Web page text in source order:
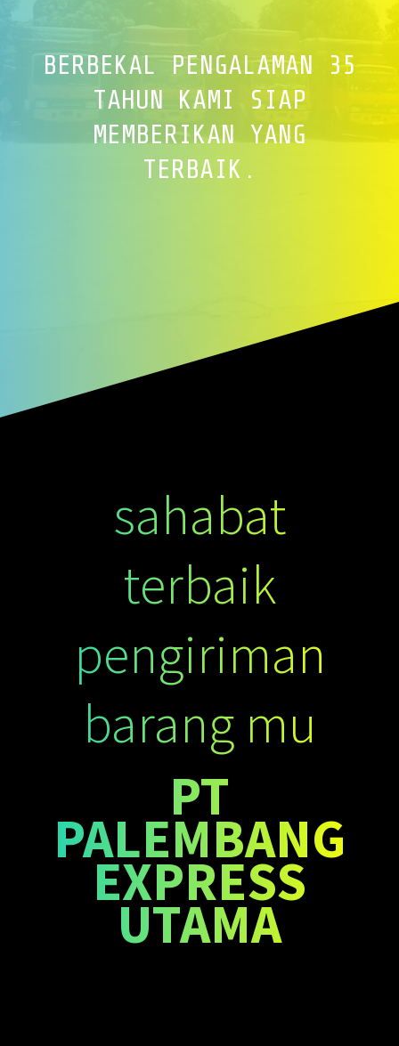
BERBEKAL PENGALAMAN 35
TAHUN KAMI SIAP
MEMBERIKAN YANG
TERBAIK.
sahabat
terbaik
pengiriman
barang mu
PT
PALEMBANG
EXPRESS
UTAMA